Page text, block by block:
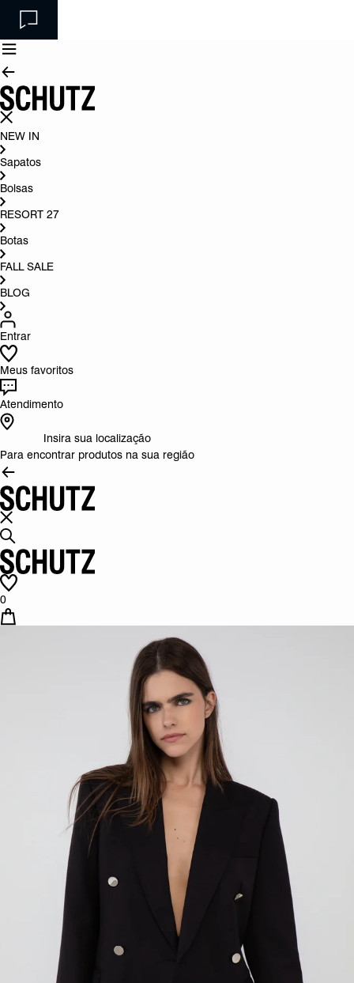
NEW IN
Sapatos
Bolsas
RESORT 27
Botas
FALL SALE
BLOG
Entrar
Meus favoritos
Atendimento
Insira sua localização
Para encontrar produtos na sua região
0